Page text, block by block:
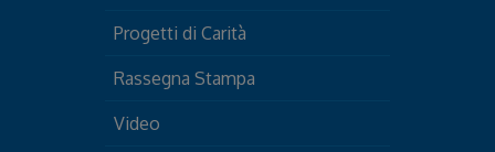
Progetti di Carità
Rassegna Stampa
Video